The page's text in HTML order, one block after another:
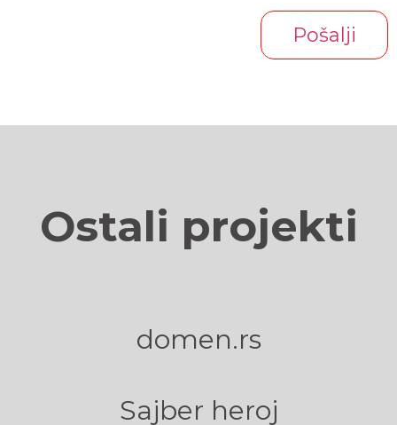
Ostali projekti
domen.rs
Sajber heroj